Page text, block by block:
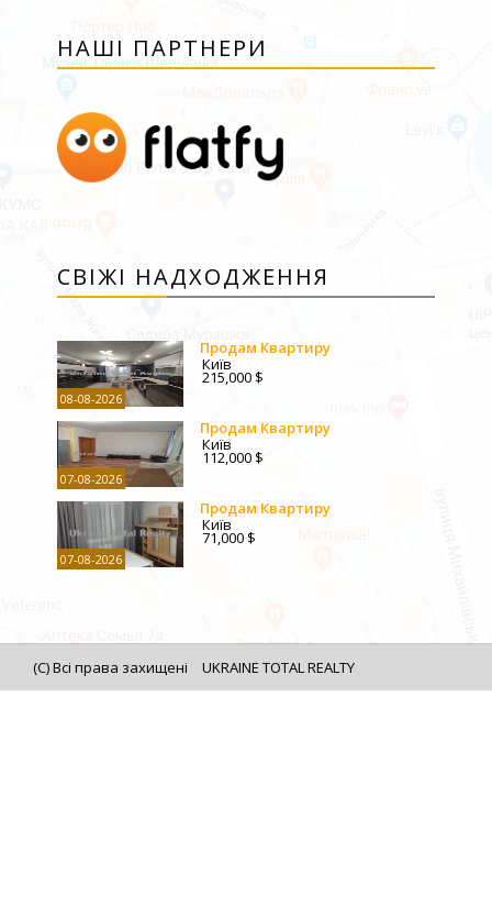
НАШІ ПАРТНЕРИ
СВІЖІ НАДХОДЖЕННЯ
08-08-2026
Продам Квартиру
Київ
215,000 $
07-08-2026
Продам Квартиру
Київ
112,000 $
07-08-2026
Продам Квартиру
Київ
71,000 $
(C) Всі права захищені UKRAINE TOTAL REALTY